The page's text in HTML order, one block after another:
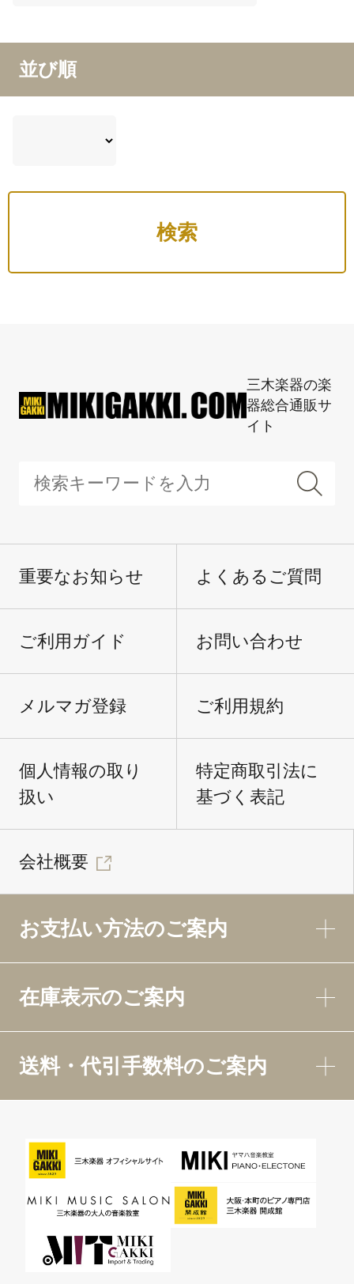
並び順
三木楽器の楽
器総合通販サ
イト
重要なお知らせ よくあるご質問
ご利用ガイド お問い合わせ
メルマガ登録 ご利用規約
個人情報の取り
扱い
特定商取引法に
基づく表記
会社概要
お支払い方法のご案内
在庫表示のご案内
送料・代引手数料のご案内